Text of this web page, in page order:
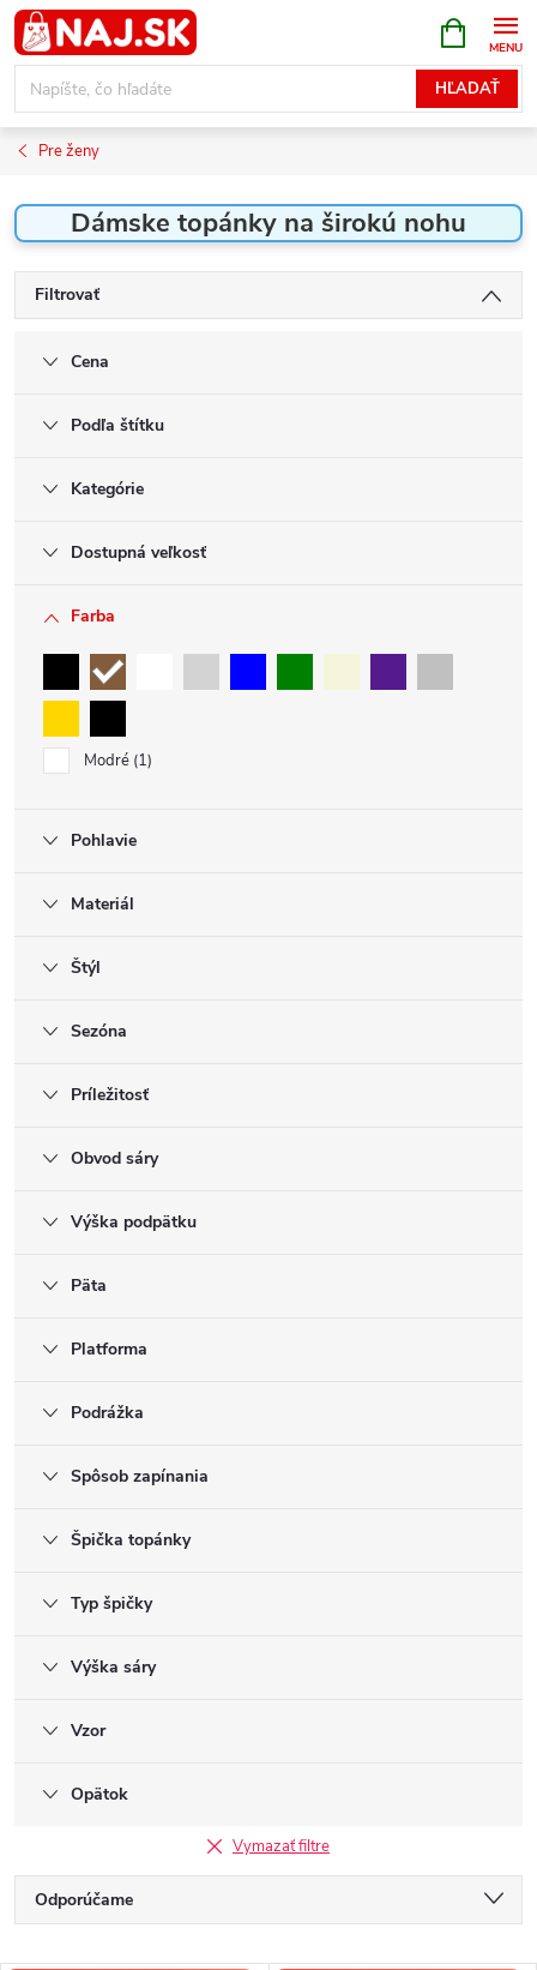
Prejsť
na
obsah
HĽADAŤ
KOŠÍK
Pre ženy
Dámske topánky na širokú nohu
Filtrovať
Cena
Podľa štítku
Kategórie
Dostupná veľkosť
Farba
Modré 1
Pohlavie
Materiál
Štýl
Sezóna
Príležitosť
Obvod sáry
Výška podpätku
Päta
Platforma
Podrážka
Spôsob zapínania
Špička topánky
Typ špičky
Výška sáry
Vzor
Opätok
Vymazať filtre
a
d
Odporúčame